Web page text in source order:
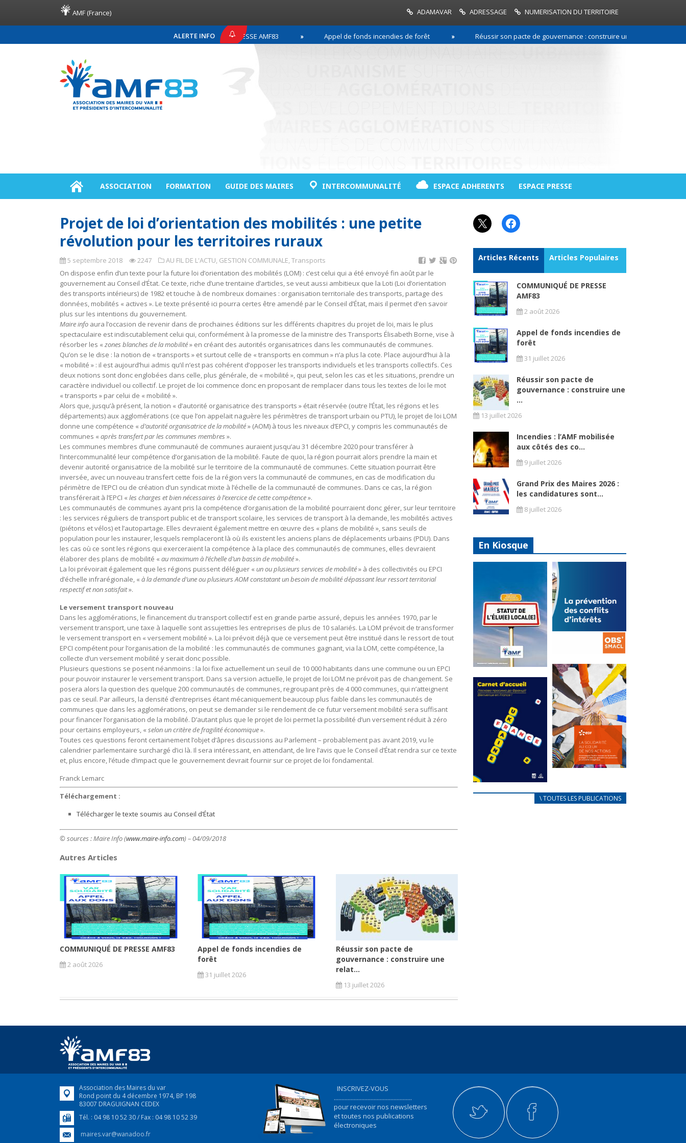
AMF (France) ADAMAVAR ADRESSAGE NUMERISATION DU TERRITOIRE
ALERTE INFO
COMMUNIQUÉ DE PRESSE AMF83 Appel de fonds incendies de forêt Réussir son pacte de gouvernance : construire une relation de
ASSOCIATION FORMATION GUIDE DES MAIRES INTERCOMMUNALITÉ ESPACE ADHERENTS ESPACE PRESSE
Projet de loi d’orientation des mobilités : une petite
révolution pour les territoires ruraux
5 septembre 2018 2247 AU FIL DE L'ACTU, GESTION COMMUNALE,Transports
On dispose enfin d’un texte pour la future loi d’orientation des mobilités (LOM) : c’est celui qui a été envoyé fin août par le
gouvernement au Conseil d’État. Ce texte, riche d’une trentaine d’articles, se veut aussi ambitieux que la Loti (Loi d’orientation
des transports intérieurs) de 1982 et touche à de nombreux domaines : organisation territoriale des transports, partage des
données, mobilités « actives ». Le texte présenté ici pourra certes être amendé par le Conseil d’État, mais il permet d’en savoir
plus sur les intentions du gouvernement.
Maire info aura l’occasion de revenir dans de prochaines éditions sur les différents chapitres du projet de loi, mais le plus
spectaculaire est indiscutablement celui qui, conformément à la promesse de la ministre des Transports Élisabeth Borne, vise à
résorber les « zones blanches de la mobilité» en créant des autorités organisatrices dans les communautés de communes.
Qu’on se le dise : la notion de « transports » et surtout celle de « transports en commun » n’a plus la cote. Place aujourd’hui à la
« mobilité » : il est aujourd’hui admis qu’il n’est pas cohérent d’opposer les transports individuels et les transports collectifs. Ces
deux notions sont donc englobées dans celle, plus générale, de « mobilité », qui peut, selon les cas et les situations, prendre un
caractère individuel ou collectif. Le projet de loi commence donc en proposant de remplacer dans tous les textes de loi le mot
« transports » par celui de « mobilité ».
Alors que, jusqu’à présent, la notion « d’autorité organisatrice des transports » était réservée (outre l’État, les régions et les
départements) aux agglomérations (ce que l’on appelait naguère les périmètres de transport urbain ou PTU), le projet de loi LOM
donne une compétence « d’autorité organisatrice de la mobilité» (AOM) à tous les niveaux d’EPCI, y compris les communautés de
communes « après transfert par les communes membres ».
Les communes membres d’une communauté de communes auraient jusqu’au 31 décembre 2020 pour transférer à
l’intercommunalité leur compétence d’organisation de la mobilité. Faute de quoi, la région pourrait alors prendre la main et
devenir autorité organisatrice de la mobilité sur le territoire de la communauté de communes. Cette situation pourrait être
inversée, avec un nouveau transfert cette fois de la région vers la communauté de communes, en cas de modification du
périmètre de l’EPCI ou de création d’un syndicat mixte à l’échelle de la communauté de communes. Dans ce cas, la région
transférerait à l’EPCI « les charges et bien nécessaires à l’exercice de cette compétence».
Les communautés de communes ayant pris la compétence d’organisation de la mobilité pourraient donc gérer, sur leur territoire
: les services réguliers de transport public et de transport scolaire, les services de transport à la demande, les mobilités actives
(piétons et vélos) et l’autopartage. Elles devraient également mettre en œuvre des « plans de mobilité », sans seuils de
population pour les instaurer, lesquels remplaceront là où ils existent les anciens plans de déplacements urbains (PDU). Dans
les cas où ce sont les régions qui exerceraient la compétence à la place des communautés de communes, elles devraient
élaborer des plans de mobilité « au maximum à l’échelle d’un bassin de mobilité».
La loi prévoirait également que les régions puissent déléguer « un ou plusieurs services de mobilité» à des collectivités ou EPCI
d’échelle infrarégionale, « à la demande d’une ou plusieurs AOM constatant un besoin de mobilité dépassant leur ressort territorial
respectif et non satisfait».
Le versement transport nouveau
Dans les agglomérations, le financement du transport collectif est en grande partie assuré, depuis les années 1970, par le
versement transport, une taxe à laquelle sont assujetties les entreprises de plus de 10 salariés. La LOM prévoit de transformer
le versement transport en « versement mobilité ». La loi prévoit déjà que ce versement peut être institué dans le ressort de tout
EPCI compétent pour l’organisation de la mobilité : les communautés de communes gagnant, via la LOM, cette compétence, la
collecte d’un versement mobilité y serait donc possible.
Plusieurs questions se posent néanmoins : la loi fixe actuellement un seuil de 10 000 habitants dans une commune ou un EPCI
pour pouvoir instaurer le versement transport. Dans sa version actuelle, le projet de loi LOM ne prévoit pas de changement. Se
posera alors la question des quelque 200 communautés de communes, regroupant près de 4 000 communes, qui n’atteignent
pas ce seuil. Par ailleurs, la densité d’entreprises étant mécaniquement beaucoup plus faible dans les communautés de
communes que dans les agglomérations, on peut se demander si le rendement de ce futur versement mobilité sera suffisant
pour financer l’organisation de la mobilité. D’autant plus que le projet de loi permet la possibilité d’un versement réduit à zéro
pour certains employeurs, « selon un critère de fragilité économique».
Toutes ces questions feront certainement l’objet d’âpres discussions au Parlement – probablement pas avant 2019, vu le
calendrier parlementaire surchargé d’ici là. Il sera intéressant, en attendant, de lire l’avis que le Conseil d’État rendra sur ce texte
et, plus encore, l’étude d’impact que le gouvernement devrait fournir sur ce projet de loi fondamental.
Franck Lemarc
Téléchargement :
Télécharger le texte soumis au Conseil d’État
© sources : Maire Info (www.maire-info.com) – 04/09/2018
Autres Articles
COMMUNIQUÉ DE PRESSE AMF83
2 août 2026
Appel de fonds incendies de
forêt
31 juillet 2026
Réussir son pacte de
gouvernance : construire une
relat...
13 juillet 2026
X Facebook
Articles Récents Articles Populaires
COMMUNIQUÉ DE PRESSE
AMF83
2 août 2026
Appel de fonds incendies de
forêt
31 juillet 2026
Réussir son pacte de
gouvernance : construire une
...
13 juillet 2026
Incendies : l’AMF mobilisée
aux côtés des co...
9 juillet 2026
Grand Prix des Maires 2026 :
les candidatures sont...
8 juillet 2026
En Kiosque
Statut de
l’élu local
Mise à jour avril
2024
FEUILLETER
La
prévention
des conflits
d’intérêts
18 septembre 2023
FEUILLETER
au coeur de
nos actions
\ TOUTES LES PUBLICATIONS
Association des Maires du var
Rond point du 4 décembre 1974, BP 198
83007 DRAGUIGNAN CEDEX
Tél. : 04 98 10 52 30 / Fax : 04 98 10 52 39
maires.var@wanadoo.fr
INSCRIVEZ-VOUS
...................................................
pour recevoir nos newsletters
et toutes nos publications
électroniques